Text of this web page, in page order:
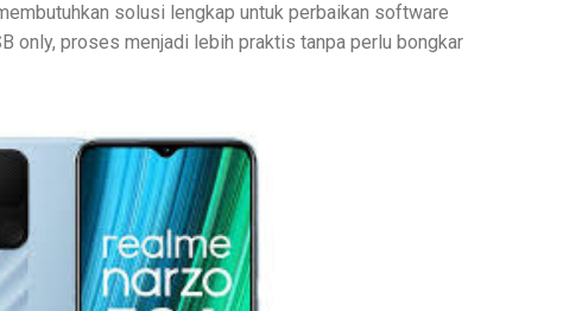
solusi lengkap untuk perbaikan software
only, proses menjadi lebih praktis tanpa perlu bongkar